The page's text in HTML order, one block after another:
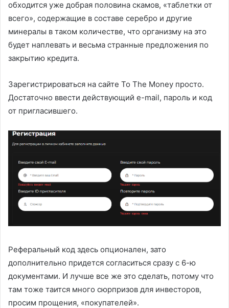
обходится уже добрая половина скамов, «таблетки от
всего», содержащие в составе серебро и другие
минералы в таком количестве, что организму на это
будет наплевать и весьма странные предложения по
закрытию кредита.
Зарегистрироваться на сайте To The Money просто.
Достаточно ввести действующий e-mail, пароль и код
от пригласившего.
Реферальный код здесь опционален, зато
дополнительно придется согласиться сразу с 6-ю
документами. И лучше все же это сделать, потому что
там тоже таится много сюрпризов для инвесторов,
просим прощения, «покупателей».